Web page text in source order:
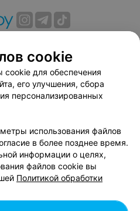
Способы оплаты
использованию сервиса
соглашение
сотрудничества
relax.by
настройки cookie
данных
cookie
cookie для обеспечения
его улучшения, сбора
персонализированных
использования файлов
в более позднее время.
информации о целях,
файлов cookie вы
Политикой обработки